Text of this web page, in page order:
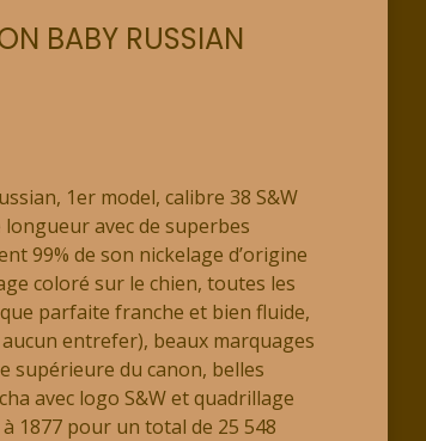
BABY RUSSIAN
1er model, calibre 38 S&W
longueur avec de superbes
99% de son nickelage d’origine
coloré sur le chien, toutes les
parfaite franche et bien fluide,
entrefer), beaux marquages
supérieure du canon, belles
avec logo S&W et quadrillage
1877 pour un total de 25 548